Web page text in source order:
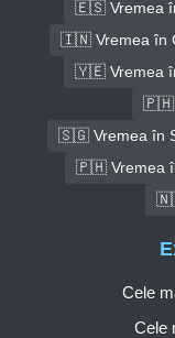
🇪🇸 Vremea
🇮🇳 Vremea în
🇾🇪 Vremea
🇵🇭
🇸🇬 Vremea în
🇵🇭 Vremea
Cele
Cele